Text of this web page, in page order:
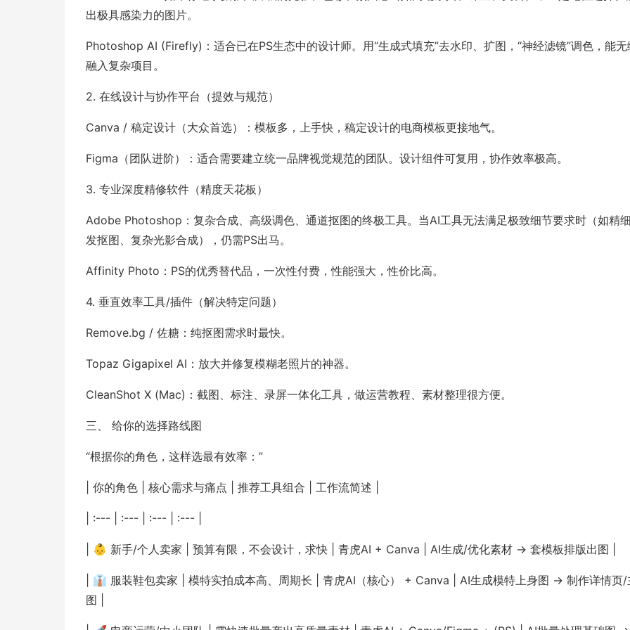
出极具感染力的图片。
Photoshop AI (Firefly)：适合已在PS生态中的设计师。用“生成式填充”去水印、扩图，“神经滤镜”调色，能无
融入复杂项目。
2. 在线设计与协作平台（提效与规范）
Canva / 稿定设计（大众首选）：模板多，上手快，稿定设计的电商模板更接地气。
Figma（团队进阶）：适合需要建立统一品牌视觉规范的团队。设计组件可复用，协作效率极高。
3. 专业深度精修软件（精度天花板）
Adobe Photoshop：复杂合成、高级调色、通道抠图的终极工具。当AI工具无法满足极致细节要求时（如精
发抠图、复杂光影合成），仍需PS出马。
Affinity Photo：PS的优秀替代品，一次性付费，性能强大，性价比高。
4. 垂直效率工具/插件（解决特定问题）
Remove.bg / 佐糖：纯抠图需求时最快。
Topaz Gigapixel AI：放大并修复模糊老照片的神器。
CleanShot X (Mac)：截图、标注、录屏一体化工具，做运营教程、素材整理很方便。
三、 给你的选择路线图
“根据你的角色，这样选最有效率：”
| 你的角色 | 核心需求与痛点 | 推荐工具组合 | 工作流简述 |
| :--- | :--- | :--- | :--- |
| 👶 新手/个人卖家 | 预算有限，不会设计，求快 | 青虎AI + Canva | AI生成/优化素材 → 套模板排版出图 |
| 👔 服装鞋包卖家 | 模特实拍成本高、周期长 | 青虎AI（核心） + Canva | AI生成模特上身图 → 制作详情页/
图 |